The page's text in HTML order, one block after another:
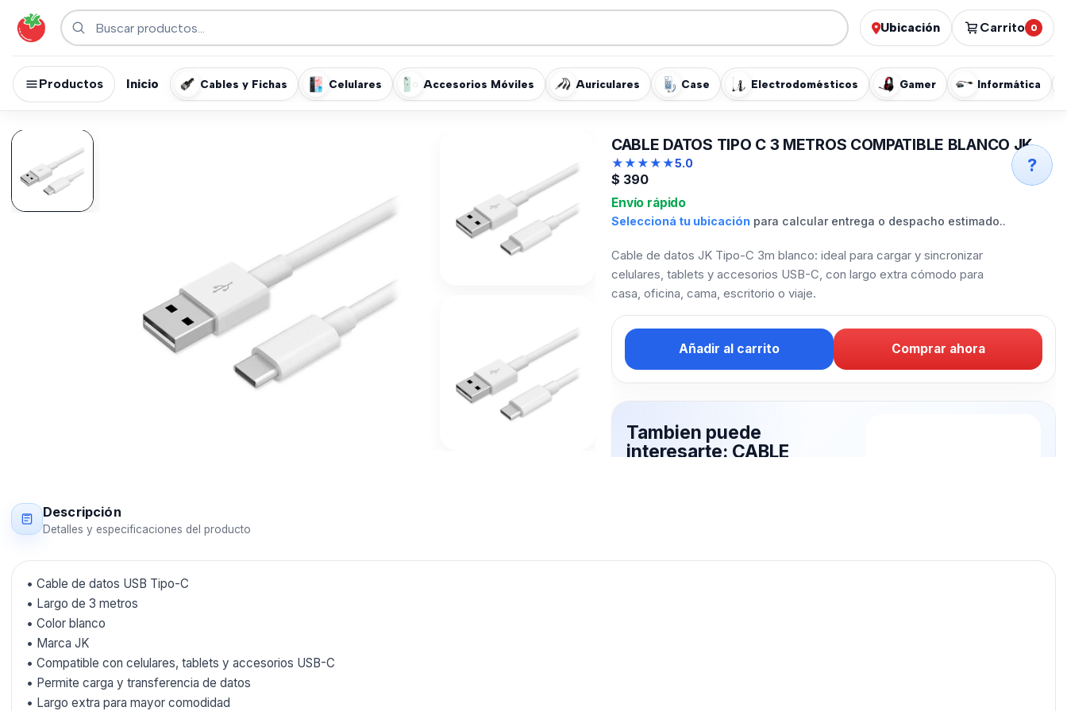
Ubicación Carrito 0
Productos Inicio Cables y Fichas Celulares Accesorios Móviles Auriculares Case Electrodomésticos Gamer Informática
CABLE DATOS TIPO C 3 METROS COMPATIBLE BLANCO JK
★★★★★5.0
$ 390
Envío rápido
Seleccioná tu ubicación para calcular entrega o despacho estimado..
Cable de datos JK Tipo-C 3m blanco: ideal para cargar y sincronizar
celulares, tablets y accesorios USB-C, con largo extra cómodo para
casa, oficina, cama, escritorio o viaje.
Añadir al carrito Comprar ahora
Tambien puede
interesarte: CABLE
Descripción
Detalles y especificaciones del producto
• Cable de datos USB Tipo-C
• Largo de 3 metros
• Color blanco
• Marca JK
• Compatible con celulares, tablets y accesorios USB-C
• Permite carga y transferencia de datos
• Largo extra para mayor comodidad
?